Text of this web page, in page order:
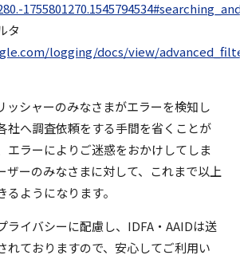
タ
logging/docs/view/
ッシャーのみなさまがエラーを検知し
社へ調査依頼をする手間を省くことが
エラーによりご迷惑をおかけしてしま
ザーのみなさまに対して、これまで以上
ようになります。
ライバシーに配慮し、IDFA・AAIDは送
れておりますので、安心してご利用い